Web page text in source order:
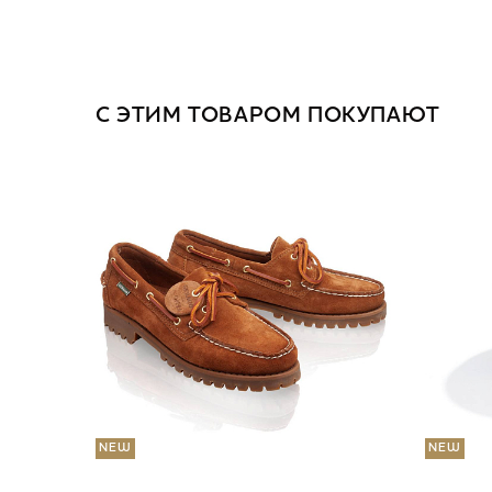
С ЭТИМ ТОВАРОМ ПОКУПАЮТ
NEW NEW